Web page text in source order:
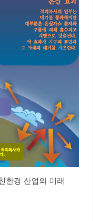
환경 산업의 미래